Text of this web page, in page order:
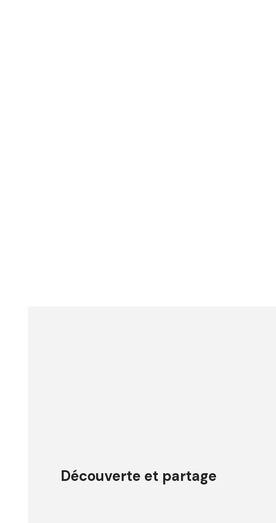
Découverte et partage